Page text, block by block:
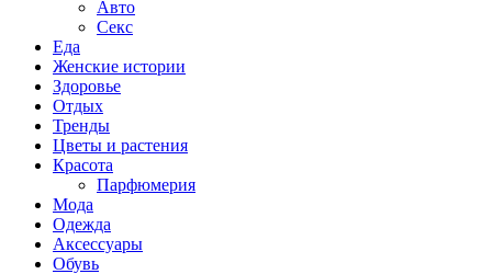
Авто
Секс
Еда
Женские истории
Здоровье
Отдых
Тренды
Цветы и растения
Красота
Парфюмерия
Мода
Одежда
Аксессуары
Обувь